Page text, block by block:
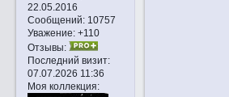
22.05.2016
Сообщений:10757
Уважение: +110
Отзывы:
Последний визит:
07.07.2026 11:36
Моя коллекция: